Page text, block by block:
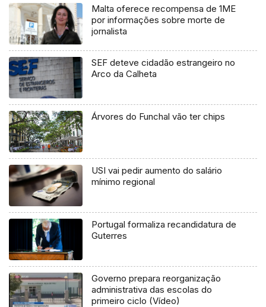
Malta oferece recompensa de 1ME
por informações sobre morte de
jornalista
SEF deteve cidadão estrangeiro no
Arco da Calheta
Árvores do Funchal vão ter chips
USI vai pedir aumento do salário
mínimo regional
Portugal formaliza recandidatura de
Guterres
Governo prepara reorganização
administrativa das escolas do
primeiro ciclo (Vídeo)